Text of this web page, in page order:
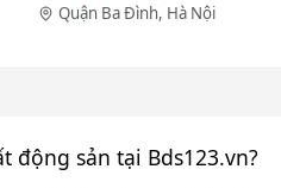
Quận Ba Đình, Hà Nội
động sản tại Bds123.vn?